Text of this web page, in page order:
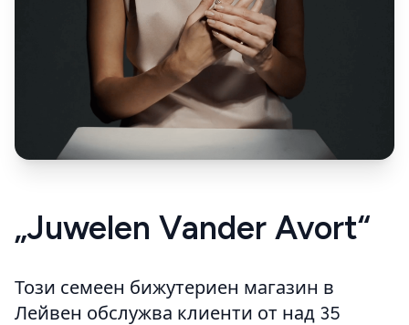
„Juwelen Vander Avort“
Този семеен бижутериен магазин в
Лейвен обслужва клиенти от над 35